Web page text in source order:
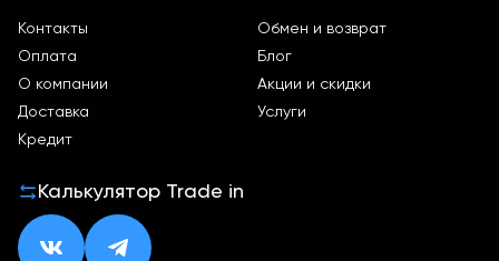
Контакты
Оплата
О компании
Доставка
Кредит
Обмен и возврат
Блог
Акции и скидки
Услуги
Калькулятор Trade in